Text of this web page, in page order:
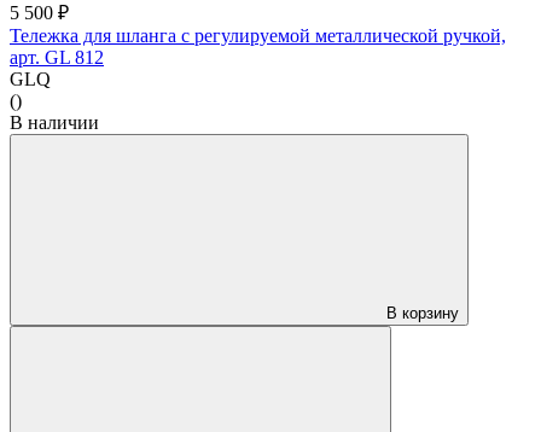
5 500 ₽
Тележка для шланга с регулируемой металлической ручкой,
арт. GL 812
GLQ
()
В наличии
В корзину